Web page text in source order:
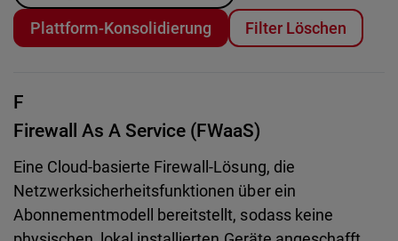
Plattform-Konsolidierung Filter Löschen
F
Firewall As A Service (FWaaS)
Eine Cloud-basierte Firewall-Lösung, die
Netzwerksicherheitsfunktionen über ein
Abonnementmodell bereitstellt, sodass keine